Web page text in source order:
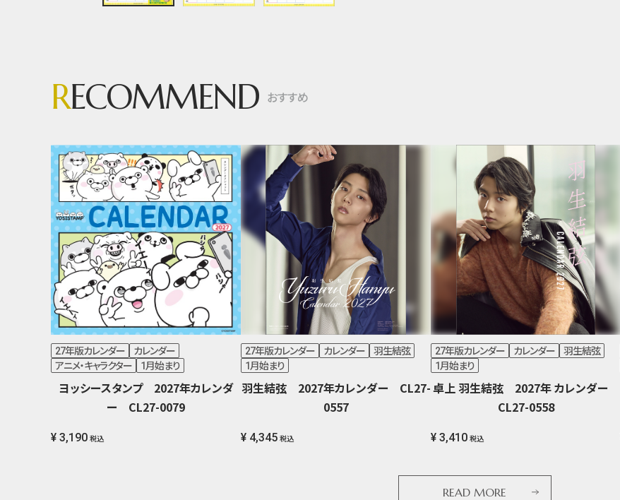
RECOMMEND おすすめ
27年版カレンダー
カレンダー
アニメ・キャラクター
1月始まり
ヨッシースタンプ 2027年カレンダ
ー CL27-0079
¥ 3,190 税込
27年版カレンダー カレンダー
羽生結弦
1月始まり
羽生結弦 2027年カレンダー CL27-
0557
¥ 4,345 税込
27年版カレンダー カレンダー
羽生結弦
1月始まり
卓上 羽生結弦 2027年 カレンダー
CL27-0558
¥ 3,410 税込
READ MORE